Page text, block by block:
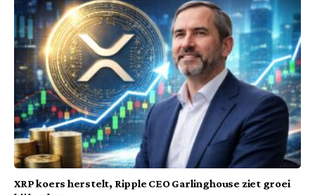
XRP koers herstelt, Ripple CEO Garlinghouse ziet groei